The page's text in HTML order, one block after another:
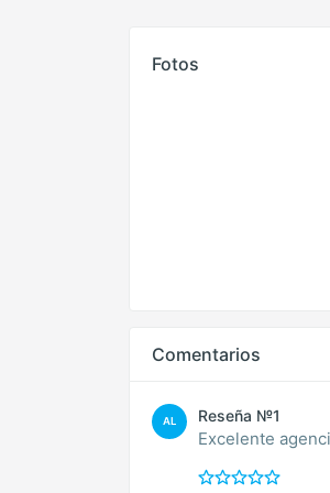
Fotos
Comentarios
AL Reseña №1
Excelente